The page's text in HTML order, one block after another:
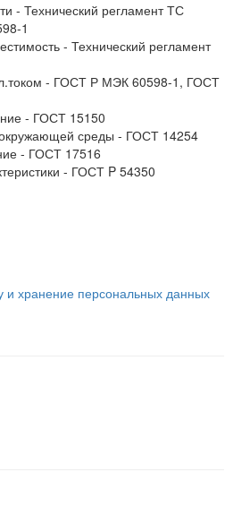
- Технический регламент ТС
1
- Технический регламент
- ГОСТ Р МЭК 60598-1, ГОСТ
- ГОСТ 15150
среды - ГОСТ 14254
- ГОСТ 17516
- ГОСТ P 54350
и хранение персональных данных